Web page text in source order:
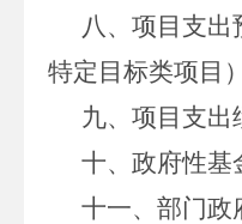
八、项目支出
特定目标类项目）
九、项目支出
十、政府性基
十一、部门政